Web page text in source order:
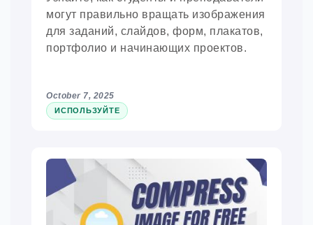
могут правильно вращать изображения
для заданий, слайдов, форм, плакатов,
портфолио и начинающих проектов.
October 7, 2025
ИСПОЛЬЗУЙТЕ